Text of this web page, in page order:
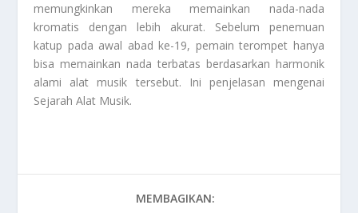
memungkinkan mereka memainkan nada-nada
kromatis dengan lebih akurat. Sebelum penemuan
katup pada awal abad ke-19, pemain terompet hanya
bisa memainkan nada terbatas berdasarkan harmonik
alami alat musik tersebut. Ini penjelasan mengenai
Sejarah Alat Musik.
MEMBAGIKAN: